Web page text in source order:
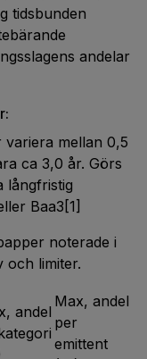
tidsbunden
andelar
mellan 0,5
ca 3,0 år. Görs
långfristig
Baa3[1]
noterade i
och limiter.
andel
Max, andel
per
emittent